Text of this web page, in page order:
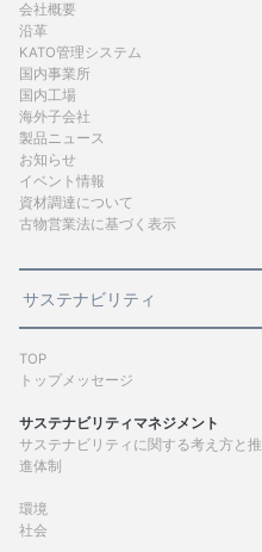
会社概要
沿革
KATO管理システム
国内事業所
国内工場
海外子会社
製品ニュース
お知らせ
イベント情報
資材調達について
古物営業法に基づく表示
サステナビリティ
TOP
トップメッセージ
サステナビリティマネジメント
サステナビリティに関する考え方と推
進体制
環境
社会